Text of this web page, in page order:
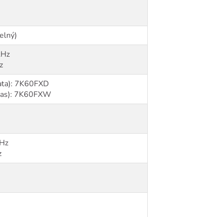
7K60FXD
7K60FXW